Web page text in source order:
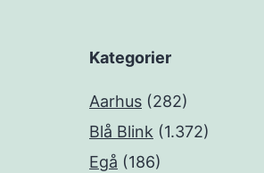
Kategorier
Aarhus (282)
Blå Blink (1.372)
Egå (186)